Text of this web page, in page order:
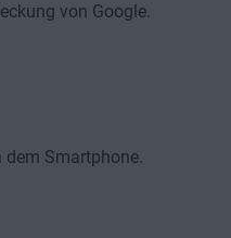
von Google.
Smartphone.